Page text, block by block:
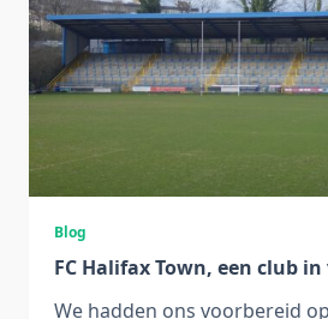
Blog
FC Halifax Town, een club
We hadden ons voorbereid